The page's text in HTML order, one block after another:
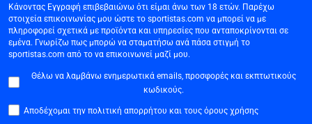
Κάνοντας Εγγραφή επιβεβαιώνω ότι είμαι άνω των 18 ετών. Παρέχω
στοιχεία επικοινωνίας μου ώστε το sportistas.com να μπορεί να με
πληροφορεί σχετικά με προϊόντα και υπηρεσίες που ανταποκρίνονται σε
εμένα. Γνωρίζω πως μπορώ να σταματήσω ανά πάσα στιγμή το
sportistas.com από το να επικοινωνεί μαζί μου.
Θέλω να λαμβάνω ενημερωτικά emails, προσφορές και εκπτωτικούς
κωδικούς.
Αποδέχομαι την πολιτική απορρήτου και τους όρους χρήσης